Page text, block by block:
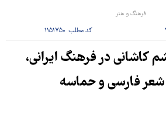
فرهنگ و هنر
کد مطلب: ۱۱۵۱۷۵۰
کاشانی در فرهنگ ایرانی،
شعر فارسی و حماسه